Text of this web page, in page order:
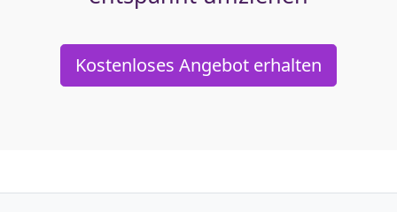
Kostenloses Angebot erhalten